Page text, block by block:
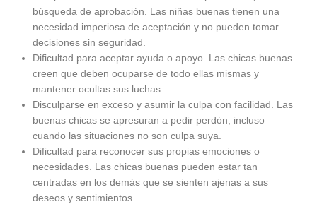
búsqueda de aprobación. Las niñas buenas tienen una
necesidad imperiosa de aceptación y no pueden tomar
decisiones sin seguridad.
Dificultad para aceptar ayuda o apoyo. Las chicas buenas
creen que deben ocuparse de todo ellas mismas y
mantener ocultas sus luchas.
Disculparse en exceso y asumir la culpa con facilidad. Las
buenas chicas se apresuran a pedir perdón, incluso
cuando las situaciones no son culpa suya.
Dificultad para reconocer sus propias emociones o
necesidades. Las chicas buenas pueden estar tan
centradas en los demás que se sienten ajenas a sus
deseos y sentimientos.